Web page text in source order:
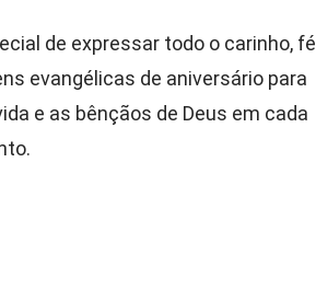
de expressar todo o carinho, fé
evangélicas de aniversário para
e as bênçãos de Deus em cada